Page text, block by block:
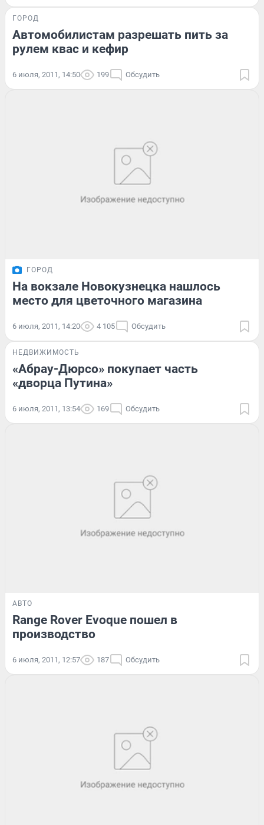
ГОРОД
Автомобилистам разрешать пить за
рулем квас и кефир
6 июля, 2011, 14:50 199 Обсудить
ГОРОД
На вокзале Новокузнецка нашлось
место для цветочного магазина
6 июля, 2011, 14:20 4 105 Обсудить
НЕДВИЖИМОСТЬ
«Абрау-Дюрсо» покупает часть
«дворца Путина»
6 июля, 2011, 13:54 169 Обсудить
АВТО
Range Rover Evoque пошел в
производство
6 июля, 2011, 12:57 187 Обсудить